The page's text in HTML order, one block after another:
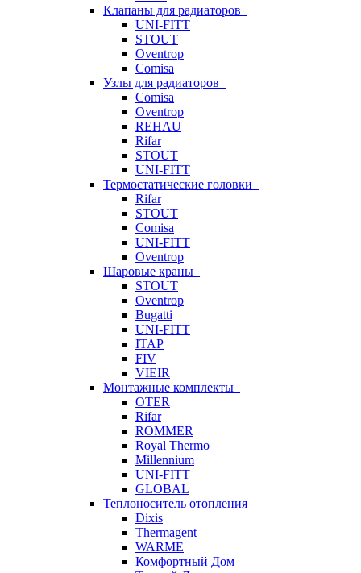
Клапаны для радиаторов
UNI-FITT
STOUT
Oventrop
Comisa
Узлы для радиаторов
Comisa
Oventrop
REHAU
Rifar
STOUT
UNI-FITT
Термостатические головки
Rifar
STOUT
Comisa
UNI-FITT
Oventrop
Шаровые краны
STOUT
Oventrop
Bugatti
UNI-FITT
ITAP
FIV
VIEIR
Монтажные комплекты
OTER
Rifar
ROMMER
Royal Thermo
Millennium
UNI-FITT
GLOBAL
Теплоноситель отопления
Dixis
Thermagent
WARME
Комфортный Дом